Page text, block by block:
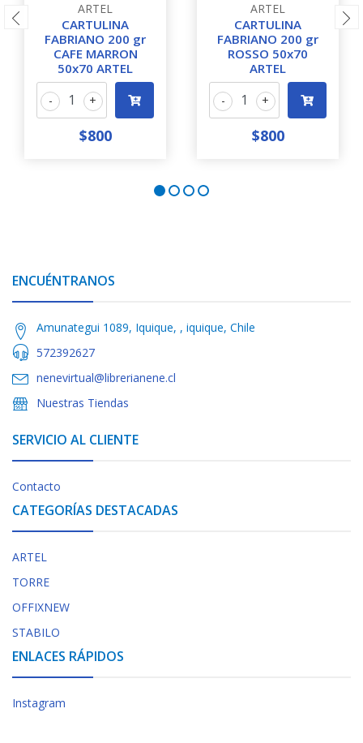
ARTEL
CARTULINA
FABRIANO 200 gr
CAFE MARRON
50x70 ARTEL
+
-
$800
ARTEL
CARTULINA
FABRIANO 200 gr
ROSSO 50x70
ARTEL
+
-
$800
ENCUÉNTRANOS
Amunategui 1089, Iquique, , iquique, Chile
572392627
nenevirtual@librerianene.cl
Nuestras Tiendas
SERVICIO AL CLIENTE
Contacto
CATEGORÍAS DESTACADAS
ARTEL
TORRE
OFFIXNEW
STABILO
ENLACES RÁPIDOS
Instagram